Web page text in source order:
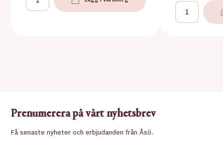
Prenumerera på vårt nyhetsbrev
Få senaste nyheter och erbjudanden från Åsö.